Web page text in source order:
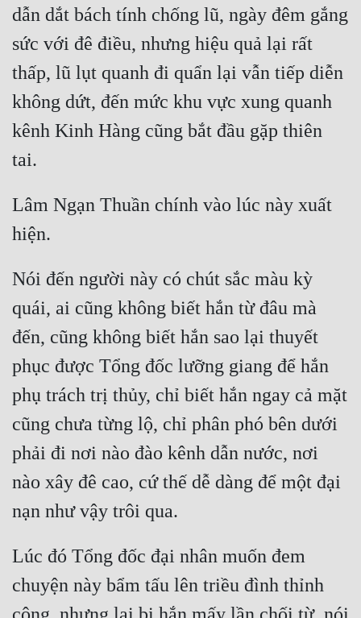
dẫn dắt bách tính chống lũ, ngày đêm gắng
sức với đê điều, nhưng hiệu quả lại rất
thấp, lũ lụt quanh đi quẩn lại vẫn tiếp diễn
không dứt, đến mức khu vực xung quanh
kênh Kinh Hàng cũng bắt đầu gặp thiên
Lâm Ngạn Thuần chính vào lúc này xuất
Nói đến người này có chút sắc màu kỳ
quái, ai cũng không biết hắn từ đâu mà
đến, cũng không biết hắn sao lại thuyết
phục được Tổng đốc lưỡng giang để hắn
phụ trách trị thủy, chỉ biết hắn ngay cả mặt
cũng chưa từng lộ, chỉ phân phó bên dưới
phải đi nơi nào đào kênh dẫn nước, nơi
nào xây đê cao, cứ thế dễ dàng để một đại
Lúc đó Tổng đốc đại nhân muốn đem
chuyện này bẩm tấu lên triều đình thỉnh